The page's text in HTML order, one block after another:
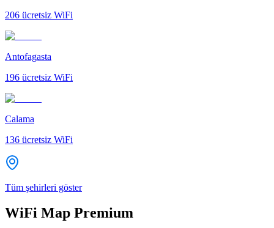
206 ücretsiz WiFi
Antofagasta
196 ücretsiz WiFi
Calama
136 ücretsiz WiFi
Tüm şehirleri göster
WiFi Map Premium